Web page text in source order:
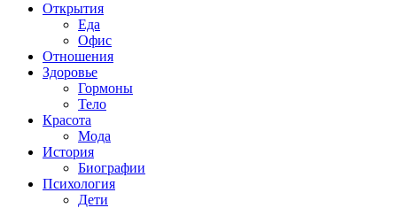
Открытия
Еда
Офис
Отношения
Здоровье
Гормоны
Тело
Красота
Мода
История
Биографии
Психология
Дети